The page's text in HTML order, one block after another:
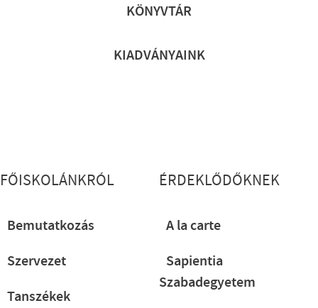
KÖNYVTÁR
KIADVÁNYAINK
FŐISKOLÁNKRÓL
Bemutatkozás
Szervezet
Tanszékek
ÉRDEKLŐDŐKNEK
A la carte
Sapientia
Szabadegyetem